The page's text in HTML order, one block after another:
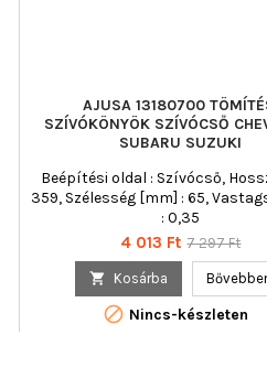
AJUSA 13180700
SZÍVÓKÖNYÖK SZÍVÓCSŐ
SUBARU SUZUKI
Beépítési oldal : Szívócső,
359, Szélesség [mm] : 65,
: 0,35
Ár
4 013 Ft Normál
7 297 Ft
 Kosárba
 Nincs-készleten